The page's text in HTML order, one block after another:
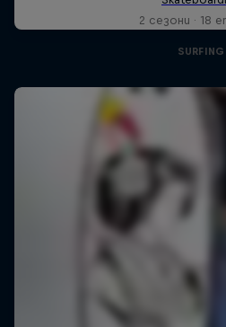
2 сезони · 18
SURFING